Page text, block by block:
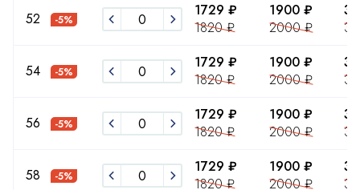
52 -5%
1729 ₽
1820 ₽
1900 ₽
2000 ₽
54 -5%
1729 ₽
1820 ₽
1900 ₽
2000 ₽
56 -5%
1729 ₽
1820 ₽
1900 ₽
2000 ₽
58 -5%
1729 ₽
1820 ₽
1900 ₽
2000 ₽